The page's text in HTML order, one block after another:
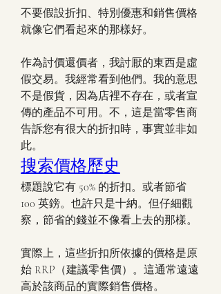
不要假設折扣、特別優惠和銷售價格
就像它們看起來的那樣好。
作為討價還價者，我討厭的東西是虛
假交易。我經常看到他們。我的意思
不是假貨，因為店裡不存在，或者宣
傳的產品不可用。不，這是當零售商
告訴您有很大的折扣時，事實並非如
此。
搜索價格歷史
標題說它有 50% 的折扣。或者節省
100 英鎊。也許只是十納。但仔細觀
察，節省的錢並不像看上去的那樣。
實際上，這些折扣所依據的價格是原
始 RRP（建議零售價）。這通常遠遠
高於該商品的實際銷售價格。